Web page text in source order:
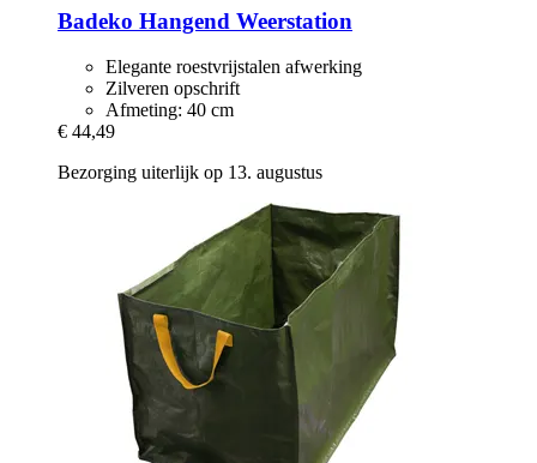
Badeko Hangend Weerstation
Elegante roestvrijstalen afwerking
Zilveren opschrift
Afmeting: 40 cm
€ 44,49
Bezorging uiterlijk op 13. augustus